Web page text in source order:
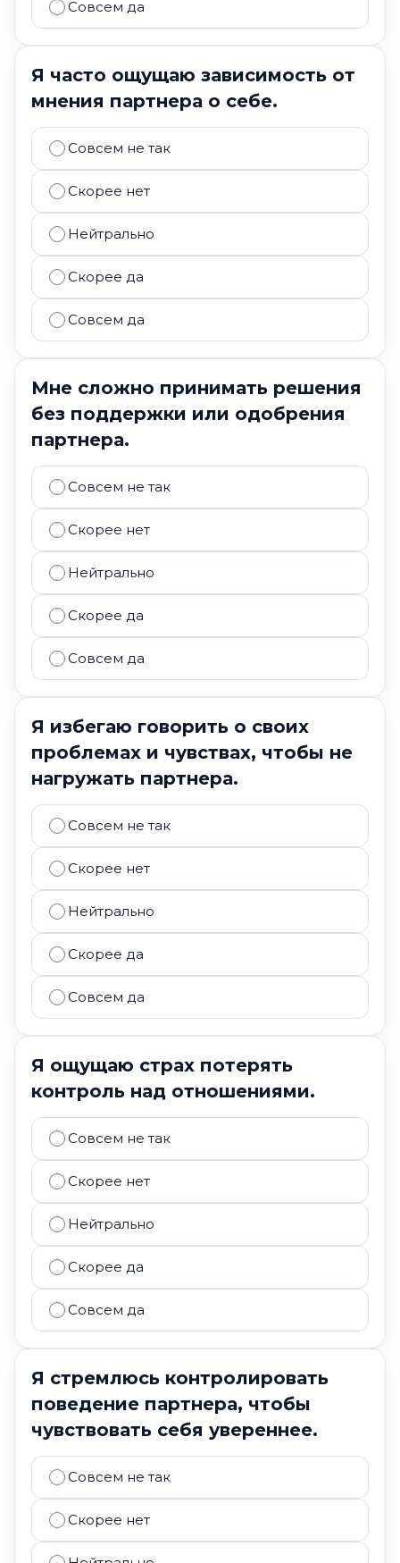
Совсем да
Я часто ощущаю зависимость от
мнения партнера о себе.
Совсем не так
Скорее нет
Нейтрально
Скорее да
Совсем да
Мне сложно принимать решения
без поддержки или одобрения
партнера.
Совсем не так
Скорее нет
Нейтрально
Скорее да
Совсем да
Я избегаю говорить о своих
проблемах и чувствах, чтобы не
нагружать партнера.
Совсем не так
Скорее нет
Нейтрально
Скорее да
Совсем да
Я ощущаю страх потерять
контроль над отношениями.
Совсем не так
Скорее нет
Нейтрально
Скорее да
Совсем да
Я стремлюсь контролировать
поведение партнера, чтобы
чувствовать себя увереннее.
Совсем не так
Скорее нет